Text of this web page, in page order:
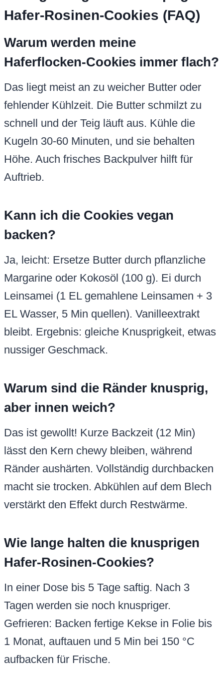
Hafer-Rosinen-Cookies (FAQ)
Warum werden meine
Haferflocken-Cookies immer flach?
Das liegt meist an zu weicher Butter oder
fehlender Kühlzeit. Die Butter schmilzt zu
schnell und der Teig läuft aus. Kühle die
Kugeln 30-60 Minuten, und sie behalten
Höhe. Auch frisches Backpulver hilft für
Auftrieb.
Kann ich die Cookies vegan
backen?
Ja, leicht: Ersetze Butter durch pflanzliche
Margarine oder Kokosöl (100 g). Ei durch
Leinsamei (1 EL gemahlene Leinsamen + 3
EL Wasser, 5 Min quellen). Vanilleextrakt
bleibt. Ergebnis: gleiche Knusprigkeit, etwas
nussiger Geschmack.
Warum sind die Ränder knusprig,
aber innen weich?
Das ist gewollt! Kurze Backzeit (12 Min)
lässt den Kern chewy bleiben, während
Ränder aushärten. Vollständig durchbacken
macht sie trocken. Abkühlen auf dem Blech
verstärkt den Effekt durch Restwärme.
Wie lange halten die knusprigen
Hafer-Rosinen-Cookies?
In einer Dose bis 5 Tage saftig. Nach 3
Tagen werden sie noch knuspriger.
Gefrieren: Backen fertige Kekse in Folie bis
1 Monat, auftauen und 5 Min bei 150 °C
aufbacken für Frische.